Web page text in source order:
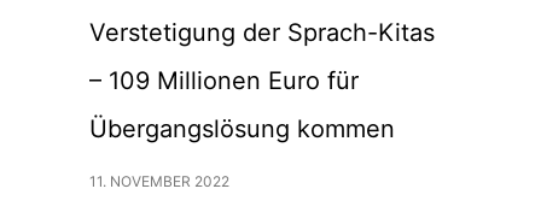
Verstetigung der Sprach-Kitas
– 109 Millionen Euro für
Übergangslösung kommen
11. NOVEMBER 2022